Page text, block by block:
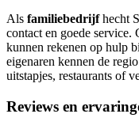
Als familiebedrijfhecht
contact en goede service.
kunnen rekenen op hulp
eigenaren kennen de
uitstapjes, restaurants of
Reviews en